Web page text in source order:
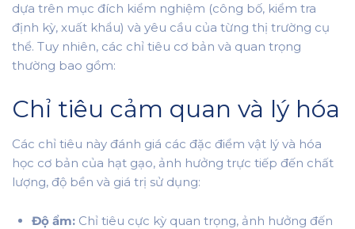
dựa trên mục đích kiểm nghiệm (công bố, kiểm tra
định kỳ, xuất khẩu) và yêu cầu của từng thị trường cụ
thể. Tuy nhiên, các chỉ tiêu cơ bản và quan trọng
thường bao gồm:
Chỉ tiêu cảm quan và lý hóa
Các chỉ tiêu này đánh giá các đặc điểm vật lý và hóa
học cơ bản của hạt gạo, ảnh hưởng trực tiếp đến chất
lượng, độ bền và giá trị sử dụng:
Độ ẩm: Chỉ tiêu cực kỳ quan trọng, ảnh hưởng đến